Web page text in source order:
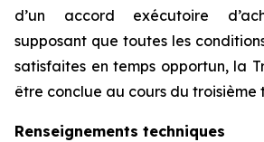
d’un accord exécutoire
supposant que toutes les
satisfaites en temps opportun, la
être conclue au cours du troisième
Renseignements techniques